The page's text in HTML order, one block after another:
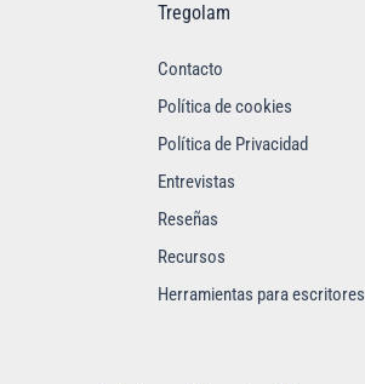
Tregolam
Contacto
Política de cookies
Política de Privacidad
Entrevistas
Reseñas
Recursos
Herramientas para escritores